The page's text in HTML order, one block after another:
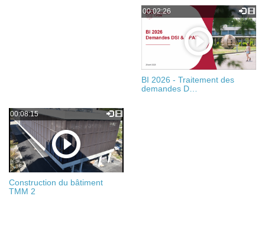
00:02:26
BI 2026 - Traitement des
demandes D…
00:08:15
Construction du bâtiment
TMM 2